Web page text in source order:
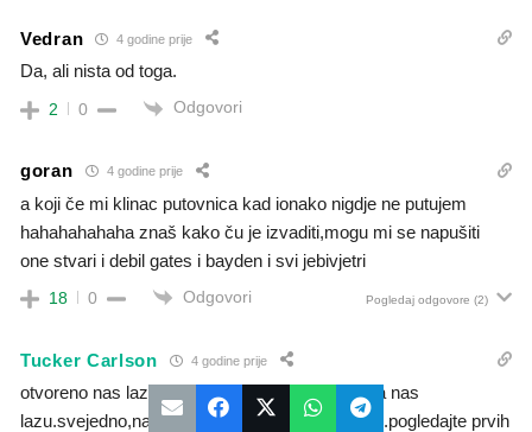
Vedran 4 godine prije
Da, ali nista od toga.
2 0 Odgovori
goran 4 godine prije
a koji če mi klinac putovnica kad ionako nigdje ne putujem
hahahahahaha znaš kako ču je izvaditi,mogu mi se napušiti
one stvari i debil gates i bayden i svi jebivjetri
18 0 Odgovori Pogledaj odgovore (2)
Tucker Carlson 4 godine prije
otvoreno nas lazu i lako se dolazi do dokaza da nas
lazu.svejedno,nastaviti ce sa pritiskom jos jace.pogledajte prvih